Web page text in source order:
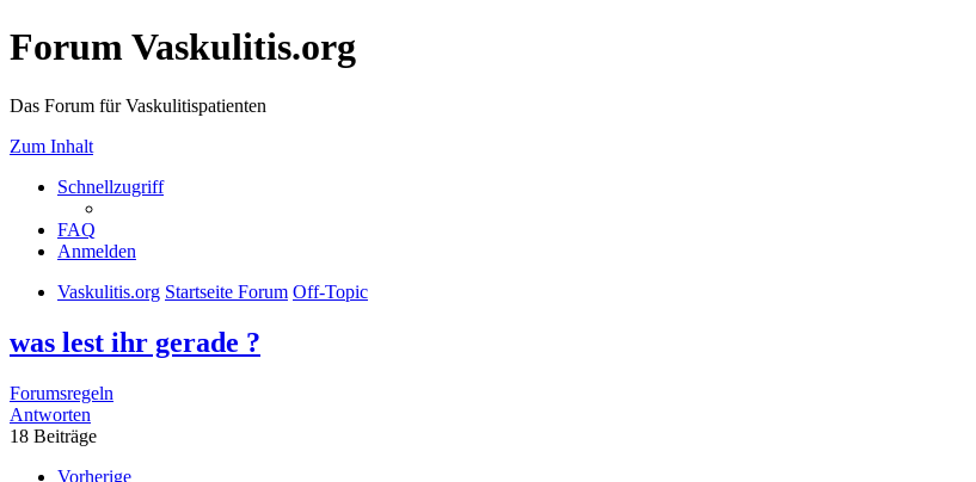
Forum Vaskulitis.org
Das Forum für Vaskulitispatienten
Zum Inhalt
Schnellzugriff
FAQ
Anmelden
Vaskulitis.org Startseite Forum Off-Topic
was lest ihr gerade ?
Forumsregeln
Antworten
18 Beiträge
Vorherige